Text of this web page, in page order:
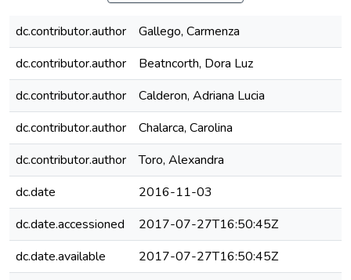
dc.contributor.author
Gallego, Carmenza
dc.contributor.author
Beatncorth, Dora Luz
dc.contributor.author
Calderon, Adriana Lucia
dc.contributor.author
Chalarca, Carolina
dc.contributor.author
Toro, Alexandra
dc.date
2016-11-03
dc.date.accessioned
2017-07-27T16:50:45Z
dc.date.available
2017-07-27T16:50:45Z